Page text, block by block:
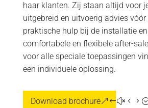
haar klanten. Zij staan altijd voor
uitgebreid en uitvoerig advies
praktische hulp bij de installatie en
comfortabele en flexibele after-
voor alle speciale toepassingen
een individuele oplossing.
Download brochure